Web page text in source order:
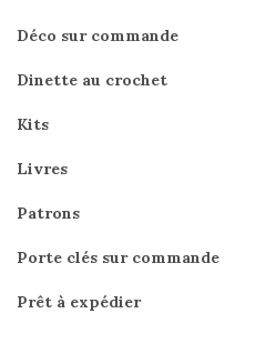
Déco sur commande
Dinette au crochet
Kits
Livres
Patrons
Porte clés sur commande
Prêt à expédier